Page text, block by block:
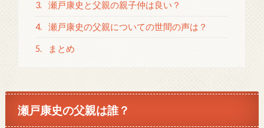
3. 瀬戸康史と父親の親子仲は良い？
4. 瀬戸康史の父親についての世間の声は？
5. まとめ
瀬戸康史の父親は誰？